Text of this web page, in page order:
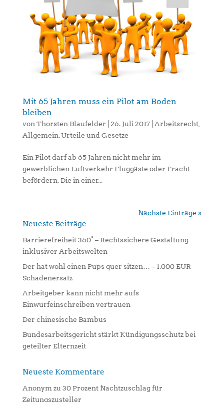
Mit 65 Jahren muss ein Pilot am Boden
bleiben
von Thorsten Blaufelder 26. Juli 2017| Arbeitsrecht,
Allgemein Urteile und Gesetze
Ein Pilot darf ab 65 Jahren nicht mehr im
gewerblichen Luftverkehr Fluggäste oder Fracht
befördern. Die in einer...
Nächste Einträge »
Neueste Beiträge
Barrierefreiheit 360° – Rechtssichere Gestaltung
inklusiver Arbeitswelten
Der hat wohl einen Pups quer sitzen… – 1.000 EUR
Schadenersatz
Arbeitgeber kann nicht mehr aufs
Einwurfeinschreiben vertrauen
Der chinesische Bambus
Bundesarbeitsgericht stärkt Kündigungsschutz bei
geteilter Elternzeit
Neueste Kommentare
Anonym zu 30 Prozent Nachtzuschlag für
Zeitungszusteller